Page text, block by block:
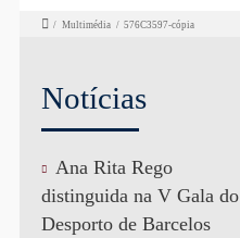
/ Multimédia / 576C3597-cópia
Notícias
Ana Rita Rego
distinguida na V Gala do
Desporto de Barcelos